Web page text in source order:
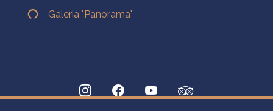
Galeria "Panorama"